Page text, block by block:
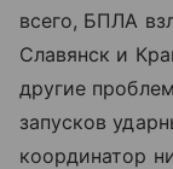
всего, БПЛА
Славянск и
другие
запусков
координатор